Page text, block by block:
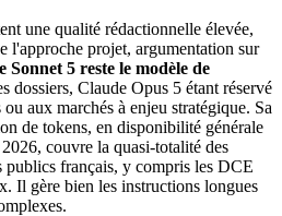
une qualité rédactionnelle élevée,
l'approche projet, argumentation sur
Sonnet 5 reste le modèle de
dossiers, Claude Opus 5 étant réservé
aux marchés à enjeu stratégique. Sa
de tokens, en disponibilité générale
couvre la quasi-totalité des
publics français, y compris les DCE
Il gère bien les instructions longues